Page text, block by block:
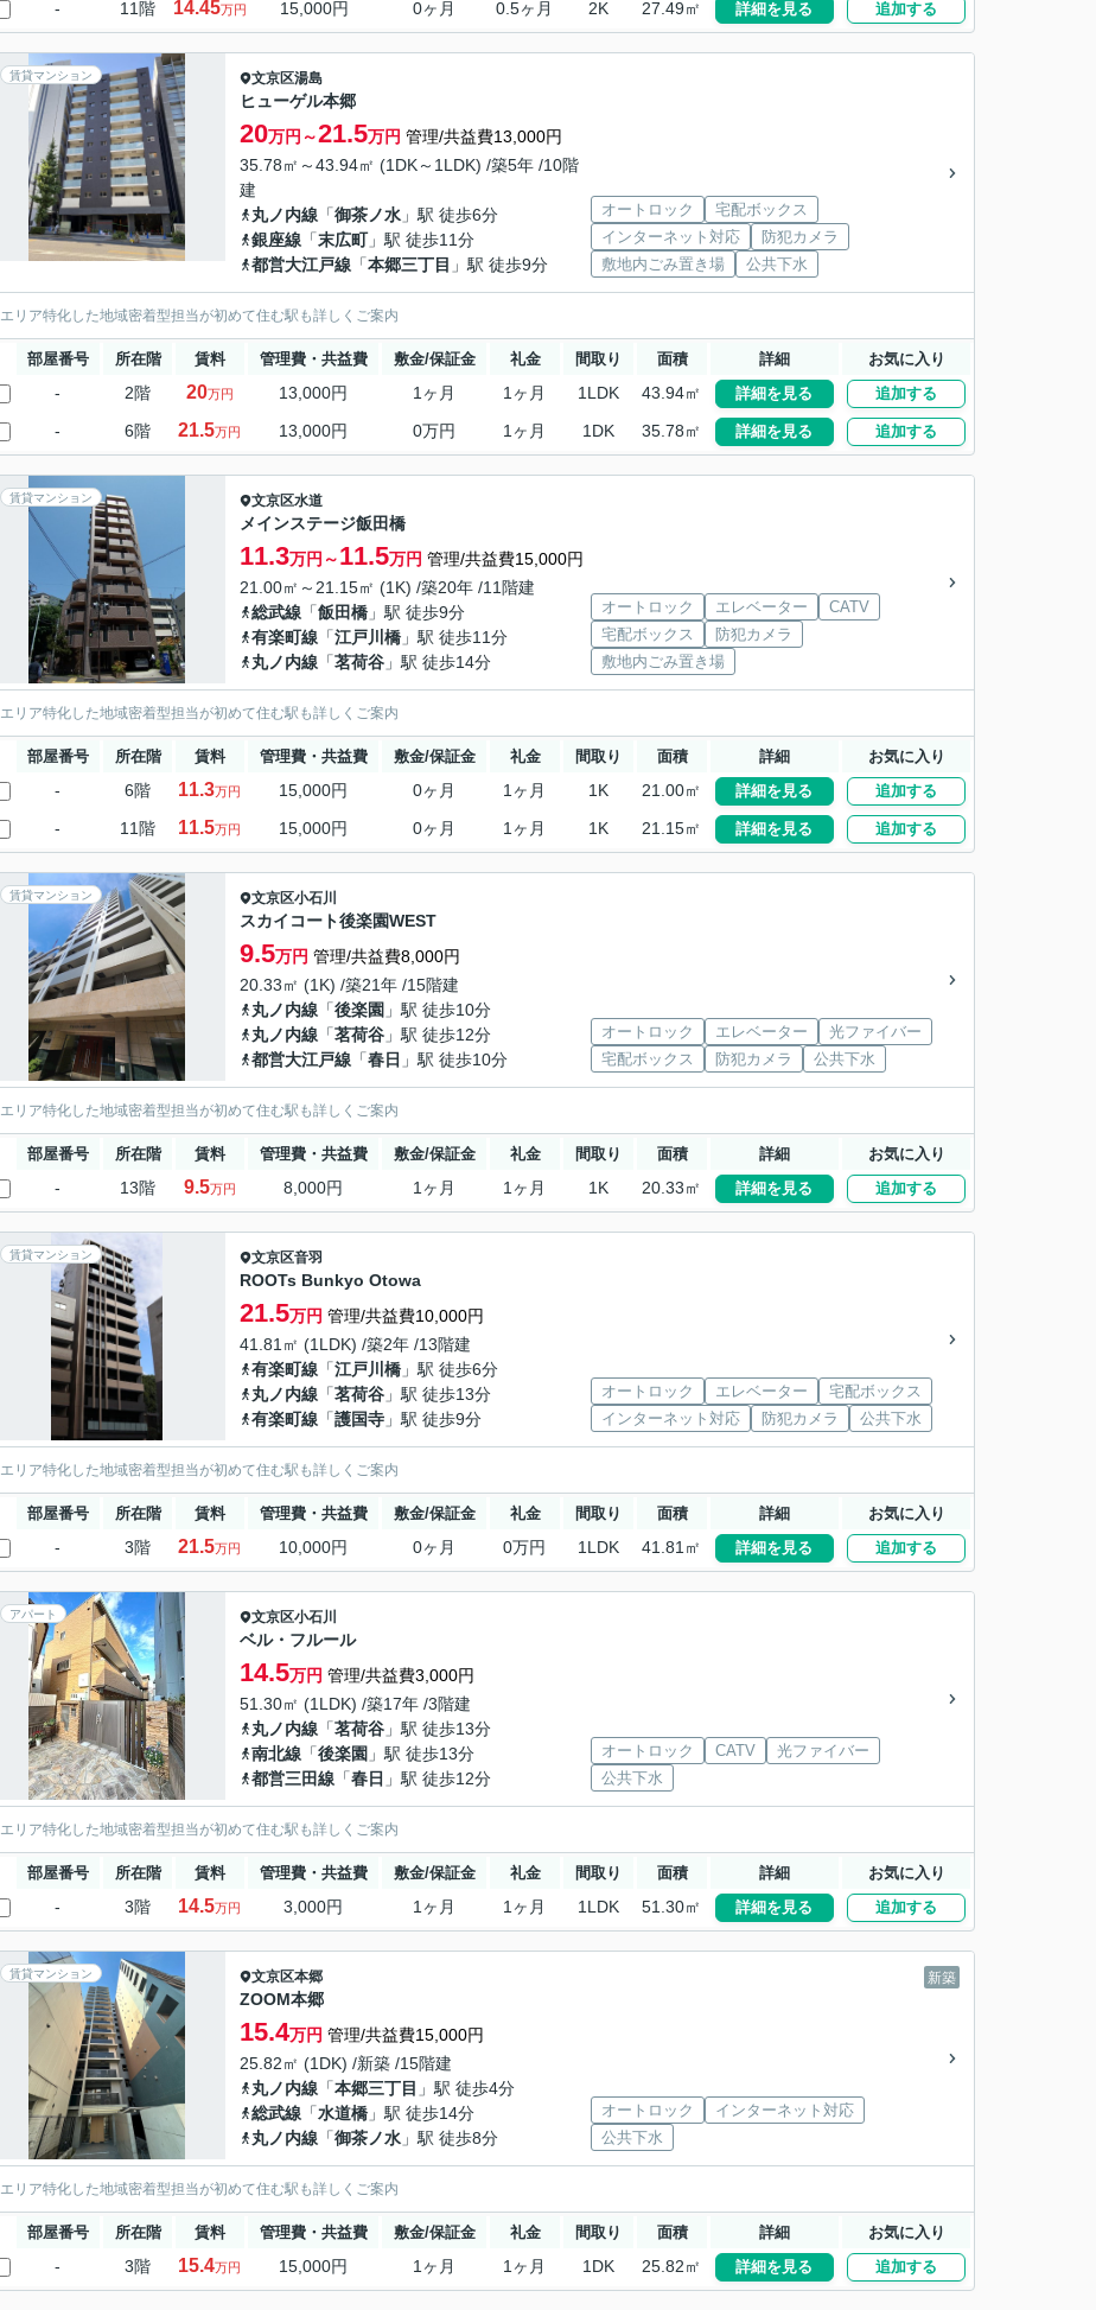
- 11階 14.45万円 15,000円 0ヶ月 0.5ヶ月 2K 27.49㎡ 詳細を見る 追加する
賃貸マンション 文京区湯島
ヒューゲル本郷
20万円～21.5万円 管理/共益費13,000円
35.78㎡～43.94㎡ (1DK～1LDK) /築5年 /10階
建
丸ノ内線 「御茶ノ水 」駅 徒歩6分
銀座線 「末広町」駅 徒歩11分
都営大江戸線 「本郷三丁目 」駅 徒歩9分
オートロック
宅配ボックス
インターネット対応
防犯カメラ
敷地内ごみ置き場
公共下水
エリア特化した地域密着型担当が初めて住む駅も詳しくご案内
部屋番号 所在階 賃料 管理費・共益費 敷金/保証金 礼金 間取り 面積 詳細 お気に入り
- 2階 20万円 13,000円 1ヶ月 1ヶ月 1LDK 43.94㎡ 詳細を見る 追加する
- 6階 21.5万円 13,000円 0万円 1ヶ月 1DK 35.78㎡ 詳細を見る 追加する
賃貸マンション 文京区水道
メインステージ飯田橋
11.3万円～11.5万円 管理/共益費15,000円
21.00㎡～21.15㎡ (1K) /築20年 /11階建
総武線 「飯田橋 」駅 徒歩9分
有楽町線 「江戸川橋 」駅 徒歩11分
丸ノ内線 「茗荷谷 」駅 徒歩14分
オートロック エレベーター
CATV
宅配ボックス
防犯カメラ
敷地内ごみ置き場
エリア特化した地域密着型担当が初めて住む駅も詳しくご案内
部屋番号 所在階 賃料 管理費・共益費 敷金/保証金 礼金 間取り 面積 詳細 お気に入り
- 6階 11.3万円 15,000円 0ヶ月 1ヶ月 1K 21.00㎡ 詳細を見る 追加する
- 11階 11.5万円 15,000円 0ヶ月 1ヶ月 1K 21.15㎡ 詳細を見る 追加する
賃貸マンション 文京区小石川
スカイコート後楽園WEST
9.5万円 管理/共益費8,000円
20.33㎡ (1K) /築21年 /15階建
丸ノ内線 「後楽園 」駅 徒歩10分
丸ノ内線 「茗荷谷 」駅 徒歩12分
都営大江戸線 「春日 」駅 徒歩10分
オートロック エレベーター
光ファイバー
宅配ボックス
防犯カメラ 公共下水
エリア特化した地域密着型担当が初めて住む駅も詳しくご案内
部屋番号 所在階 賃料 管理費・共益費 敷金/保証金 礼金 間取り 面積 詳細 お気に入り
- 13階 9.5万円 8,000円 1ヶ月 1ヶ月 1K 20.33㎡ 詳細を見る 追加する
賃貸マンション 文京区音羽
ROOTs Bunkyo Otowa
21.5万円 管理/共益費10,000円
41.81㎡ (1LDK) /築2年 /13階建
有楽町線 「江戸川橋 」駅 徒歩6分
丸ノ内線 「茗荷谷 」駅 徒歩13分
有楽町線 「護国寺 」駅 徒歩9分
オートロック エレベーター
宅配ボックス
インターネット対応
防犯カメラ 公共下水
エリア特化した地域密着型担当が初めて住む駅も詳しくご案内
部屋番号 所在階 賃料 管理費・共益費 敷金/保証金 礼金 間取り 面積 詳細 お気に入り
- 3階 21.5万円 10,000円 0ヶ月 0万円 1LDK 41.81㎡ 詳細を見る 追加する
アパート 文京区小石川
ベル・フルール
14.5万円 管理/共益費3,000円
51.30㎡ (1LDK) /築17年 /3階建
丸ノ内線 「茗荷谷 」駅 徒歩13分
南北線 「後楽園 」駅 徒歩13分
都営三田線 「春日 」駅 徒歩12分
オートロック CATV
光ファイバー
公共下水
エリア特化した地域密着型担当が初めて住む駅も詳しくご案内
部屋番号 所在階 賃料 管理費・共益費 敷金/保証金 礼金 間取り 面積 詳細 お気に入り
- 3階 14.5万円 3,000円 1ヶ月 1ヶ月 1LDK 51.30㎡ 詳細を見る 追加する
賃貸マンション 新築
文京区本郷
ZOOM本郷
15.4万円 管理/共益費15,000円
25.82㎡ (1DK) /新築 /15階建
丸ノ内線 「本郷三丁目 」駅 徒歩4分
総武線 「水道橋 」駅 徒歩14分
丸ノ内線 「御茶ノ水 」駅 徒歩8分
オートロック
インターネット対応
公共下水
エリア特化した地域密着型担当が初めて住む駅も詳しくご案内
部屋番号 所在階 賃料 管理費・共益費 敷金/保証金 礼金 間取り 面積 詳細 お気に入り
- 3階 15.4万円 15,000円 1ヶ月 1ヶ月 1DK 25.82㎡ 詳細を見る 追加する